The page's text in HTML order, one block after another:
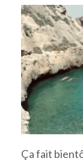
Ça fait